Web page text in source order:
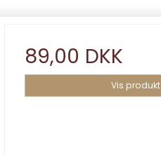
89,00 DKK
Vis produkt